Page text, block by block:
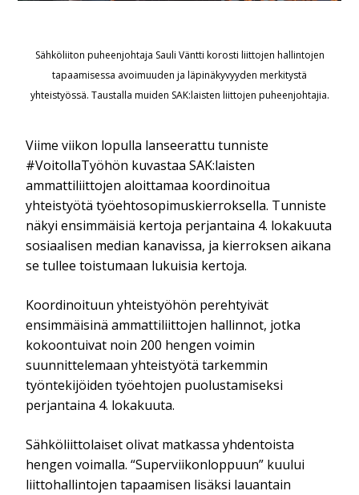
Sähköliiton puheenjohtaja Sauli Väntti korosti liittojen hallintojen
tapaamisessa avoimuuden ja läpinäkyvyyden merkitystä
yhteistyössä. Taustalla muiden SAK:laisten liittojen puheenjohtajia.
Viime viikon lopulla lanseerattu tunniste
#VoitollaTyöhön kuvastaa SAK:laisten
ammattiliittojen aloittamaa koordinoitua
yhteistyötä työehtosopimuskierroksella. Tunniste
näkyi ensimmäisiä kertoja perjantaina 4. lokakuuta
sosiaalisen median kanavissa, ja kierroksen aikana
se tullee toistumaan lukuisia kertoja.
Koordinoituun yhteistyöhön perehtyivät
ensimmäisinä ammattiliittojen hallinnot, jotka
kokoontuivat noin 200 hengen voimin
suunnittelemaan yhteistyötä tarkemmin
työntekijöiden työehtojen puolustamiseksi
perjantaina 4. lokakuuta.
Sähköliittolaiset olivat matkassa yhdentoista
hengen voimalla. “Superviikonloppuun” kuului
liittohallintojen tapaamisen lisäksi lauantain